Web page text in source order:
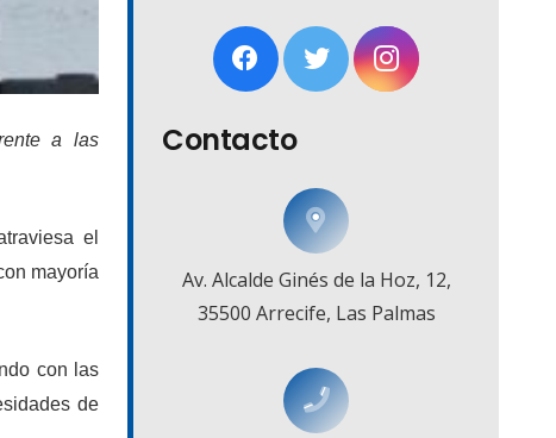
a las
el
mayoría
con las
de
Contacto
Av. Alcalde Ginés de la Hoz, 12,
35500 Arrecife, Las Palmas